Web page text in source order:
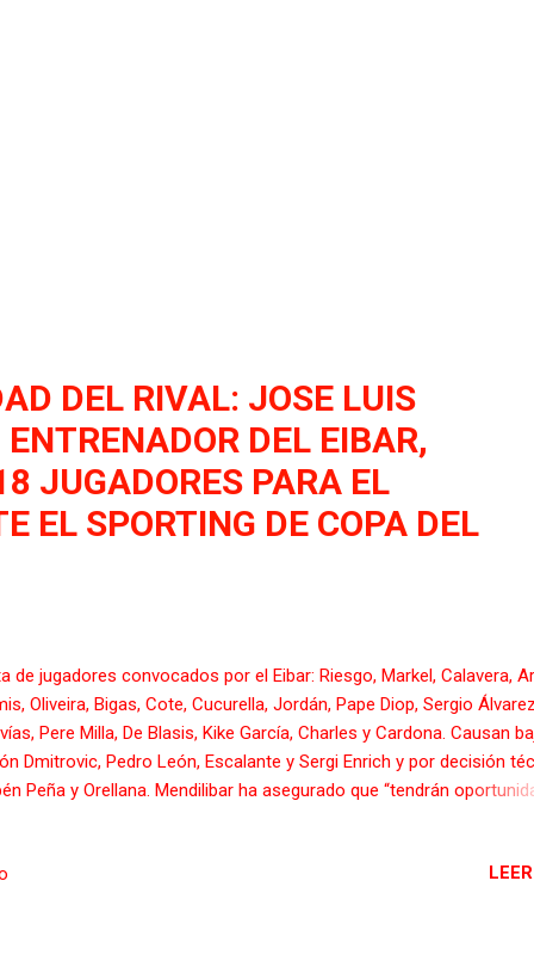
DEL RIVAL: JOSE LUIS
DEL EIBAR,
JUGADORES PARA EL
EL SPORTING DE COPA DEL
de jugadores convocados por el Eibar: Riesgo, Markel, Calavera,
Oliveira, Bigas, Cote, Cucurella, Jordán, Pape Diop, Sergio
Pere Milla, De Blasis, Kike García, Charles y Cardona. Causan
Dmitrovic, Pedro León, Escalante y Sergi Enrich y por decisión
Peña y Orellana. Mendilibar ha asegurado que “tendrán
que “siempre me ha gustado la Copa porque, cuando tienes